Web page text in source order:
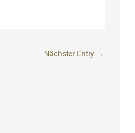
Nächster Entry →